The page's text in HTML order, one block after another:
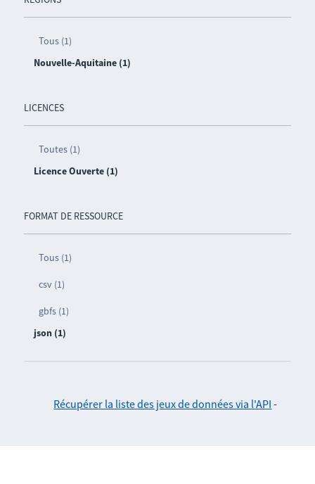
Tous (1)
Nouvelle-Aquitaine (1)
LICENCES
Toutes (1)
Licence Ouverte (1)
FORMAT DE RESSOURCE
Tous (1)
csv (1)
gbfs (1)
json (1)
Récupérer la liste des jeux de données via l'API -